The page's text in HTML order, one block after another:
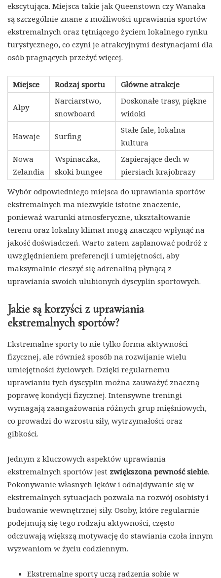
ekscytująca. Miejsca takie jak Queenstown czy Wanaka
są szczególnie znane z możliwości uprawiania sportów
ekstremalnych oraz tętniącego życiem lokalnego rynku
turystycznego, co czyni je atrakcyjnymi destynacjami dla
osób pragnących przeżyć więcej.
Miejsce Rodzaj sportu Główne atrakcje
Alpy
Narciarstwo,
snowboard
Doskonałe trasy, piękne
widoki
Hawaje Surfing
Stałe fale, lokalna
kultura
Nowa
Zelandia
Wspinaczka,
skoki bungee
Zapierające dech w
piersiach krajobrazy
Wybór odpowiedniego miejsca do uprawiania sportów
ekstremalnych ma niezwykle istotne znaczenie,
ponieważ warunki atmosferyczne, ukształtowanie
terenu oraz lokalny klimat mogą znacząco wpłynąć na
jakość doświadczeń. Warto zatem zaplanować podróż z
uwzględnieniem preferencji i umiejętności, aby
maksymalnie cieszyć się adrenaliną płynącą z
uprawiania swoich ulubionych dyscyplin sportowych.
Jakie są korzyści z uprawiania
ekstremalnych sportów?
Ekstremalne sporty to nie tylko forma aktywności
fizycznej, ale również sposób na rozwijanie wielu
umiejętności życiowych. Dzięki regularnemu
uprawianiu tych dyscyplin można zauważyć znaczną
poprawę kondycji fizycznej. Intensywne treningi
wymagają zaangażowania różnych grup mięśniowych,
co prowadzi do wzrostu siły, wytrzymałości oraz
gibkości.
Jednym z kluczowych aspektów uprawiania
ekstremalnych sportów jest zwiększona pewność siebie.
Pokonywanie własnych lęków i odnajdywanie się w
ekstremalnych sytuacjach pozwala na rozwój osobisty i
budowanie wewnętrznej siły. Osoby, które regularnie
podejmują się tego rodzaju aktywności, często
odczuwają większą motywację do stawiania czoła innym
wyzwaniom w życiu codziennym.
Ekstremalne sporty uczą radzenia sobie w